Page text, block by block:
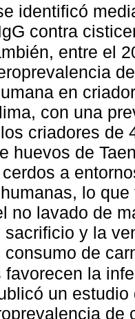
identificó
contra
entre el
en
con una
criadores de
huevos de
a
lo
no lavado de
sacrificio y la
consumo de
favorecen la
un
de